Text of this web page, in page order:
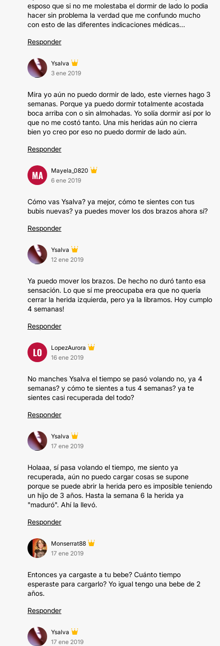
esposo que si no me molestaba el dormir de lado lo podia
hacer sin problema la verdad que me confundo mucho
con esto de las diferentes indicaciones médicas...
Responder
Ysalva
3 ene 2019
Mira yo aún no puedo dormir de lado, este viernes hago 3
semanas. Porque ya puedo dormir totalmente acostada
boca arriba con o sin almohadas. Yo solía dormir así por lo
que no me costó tanto. Una mis heridas aún no cierra
bien yo creo por eso no puedo dormir de lado aún.
Responder
MA
Mayela_0820
6 ene 2019
Cómo vas Ysalva? ya mejor, cómo te sientes con tus
bubis nuevas? ya puedes mover los dos brazos ahora sí?
Responder
Ysalva
12 ene 2019
Ya puedo mover los brazos. De hecho no duró tanto esa
sensación. Lo que sí me preocupaba era que no quería
cerrar la herida izquierda, pero ya la libramos. Hoy cumplo
4 semanas!
Responder
LO
LopezAurora
16 ene 2019
No manches Ysalva el tiempo se pasó volando no, ya 4
semanas? y cómo te sientes a tus 4 semanas? ya te
sientes casi recuperada del todo?
Responder
Ysalva
17 ene 2019
Holaaa, sí pasa volando el tiempo, me siento ya
recuperada, aún no puedo cargar cosas se supone
porque se puede abrir la herida pero es imposible teniendo
un hijo de 3 años. Hasta la semana 6 la herida ya
"maduró". Ahí la llevó.
Responder
Monserrat88
17 ene 2019
Entonces ya cargaste a tu bebe? Cuánto tiempo
esperaste para cargarlo? Yo igual tengo una bebe de 2
años.
Responder
Ysalva
17 ene 2019